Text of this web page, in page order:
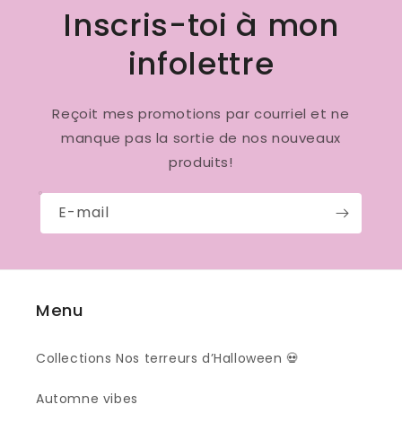
Inscris-toi à mon
infolettre
Reçoit mes promotions par courriel et ne
manque pas la sortie de nos nouveaux
produits!
E-mail
Menu
Collections Nos terreurs d’Halloween 💀
Automne vibes